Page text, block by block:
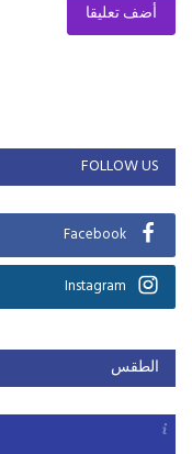
أضف تعليقا
FOLLOW US
Facebook
Instagram
الطقس